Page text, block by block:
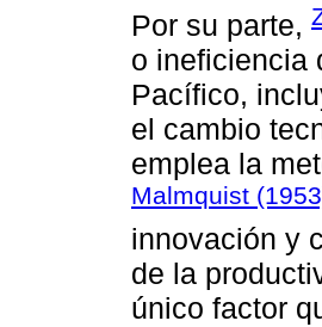
Por su parte,
o ineficiencia
Pacífico,
el cambio
emplea la
Malmquist
innovación y
de la
único factor